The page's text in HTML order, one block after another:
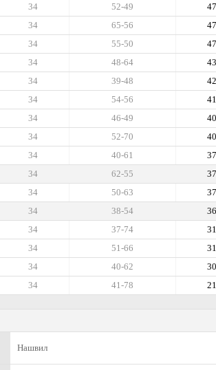
47
52-49
34
47
65-56
34
47
55-50
34
43
48-64
34
42
39-48
34
41
54-56
34
40
46-49
34
40
52-70
34
37
40-61
34
37
62-55
34
37
50-63
34
36
38-54
34
31
37-74
34
31
51-66
34
30
40-62
34
21
41-78
34
Нашвил